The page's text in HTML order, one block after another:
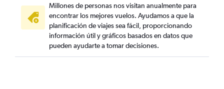
Millones de personas nos visitan anualmente para
encontrar los mejores vuelos. Ayudamos a que la
planificación de viajes sea fácil, proporcionando
información útil y gráficos basados en datos que
pueden ayudarte a tomar decisiones.